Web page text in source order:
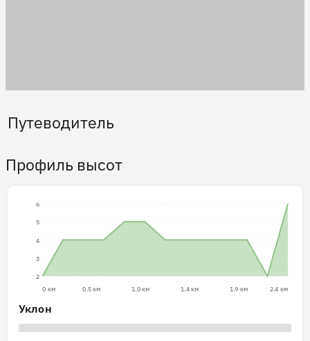
Путеводитель
Профиль высот
2
3
4
5
6
0 км 0.5 км 1.0 км 1.4 км 1.9 км 2.4 км
Уклон